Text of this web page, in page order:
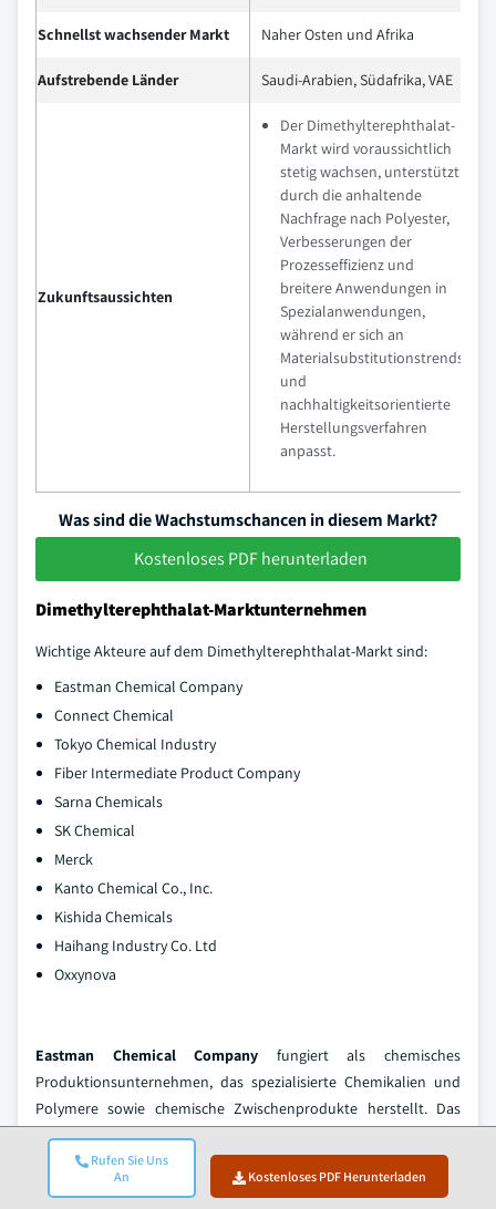
Rufen Sie Uns
An
Kostenloses PDF Herunterladen
Schnellst wachsender Markt Naher Osten und Afrika
Aufstrebende Länder Saudi-Arabien, Südafrika, VAE
Zukunftsaussichten
Der Dimethylterephthalat-
Markt wird voraussichtlich
stetig wachsen, unterstützt
durch die anhaltende
Nachfrage nach Polyester,
Verbesserungen der
Prozesseffizienz und
breitere Anwendungen in
Spezialanwendungen,
während er sich an
Materialsubstitutionstrends
und
nachhaltigkeitsorientierte
Herstellungsverfahren
anpasst.
Was sind die Wachstumschancen in diesem Markt?
Kostenloses PDF herunterladen
Dimethylterephthalat-Marktunternehmen
Wichtige Akteure auf dem Dimethylterephthalat-Markt sind:
Eastman Chemical Company
Connect Chemical
Tokyo Chemical Industry
Fiber Intermediate Product Company
Sarna Chemicals
SK Chemical
Merck
Kanto Chemical Co., Inc.
Kishida Chemicals
Haihang Industry Co. Ltd
Oxxynova
Eastman Chemical Company fungiert als chemisches
Produktionsunternehmen, das spezialisierte Chemikalien und
Polymere sowie chemische Zwischenprodukte herstellt. Das
Unternehmen liefert Materialien für Verpackungen, Automobil-,
Bau- und Textilanwendungen durch seine Fertigungsprozesse,
die auf etablierten industriellen Verfahren basieren.